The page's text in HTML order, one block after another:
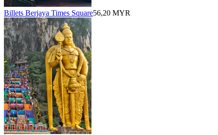
Billets Berjaya Times Square56,20 MYR